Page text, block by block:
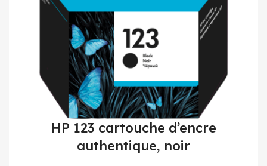
HP 123 cartouche d’encre
authentique, noir